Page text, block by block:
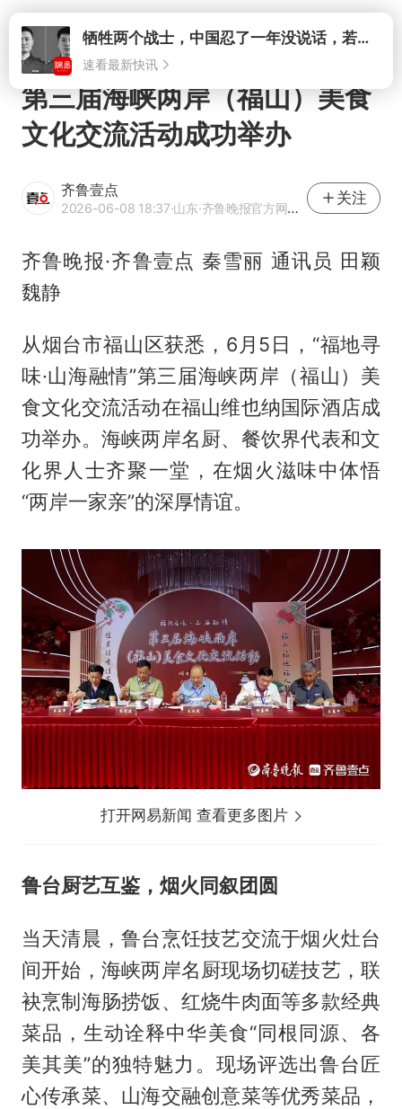
打开牺牲两个战士，中国忍了一年没说话，若菲律宾死了人，他会开战吗
速看最新快讯
第三届海峡两岸（福山）美食
文化交流活动成功举办
齐鲁壹点
2026-06-08 18:37·山东·齐鲁晚报官方网易号
关注
齐鲁晚报·齐鲁壹点 秦雪丽 通讯员 田颖
魏静
从烟台市福山区获悉，6月5日，“福地寻
味·山海融情”第三届海峡两岸（福山）美
食文化交流活动在福山维也纳国际酒店成
功举办。海峡两岸名厨、餐饮界代表和文
化界人士齐聚一堂，在烟火滋味中体悟
“两岸一家亲”的深厚情谊。
打开网易新闻 查看更多图片
鲁台厨艺互鉴，烟火同叙团圆
当天清晨，鲁台烹饪技艺交流于烟火灶台
间开始，海峡两岸名厨现场切磋技艺，联
袂烹制海肠捞饭、红烧牛肉面等多款经典
菜品，生动诠释中华美食“同根同源、各
美其美”的独特魅力。现场评选出鲁台匠
心传承菜、山海交融创意菜等优秀菜品，